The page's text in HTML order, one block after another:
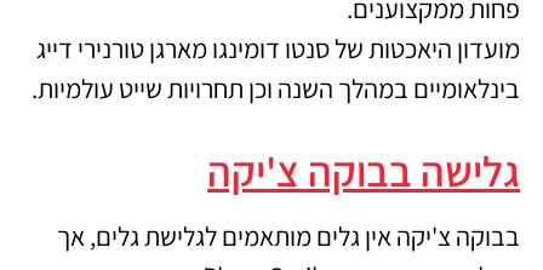
פחות ממקצוענים.
מועדון היאכטות של סנטו דומינגו מארגן טורנירי דייג
בינלאומיים במהלך השנה וכן תחרויות שייט עולמיות.
גלישה בבוקה צ'יקה
בבוקה צ'יקה אין גלים מותאמים לגלישת גלים, אך